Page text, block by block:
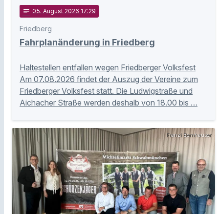
notes 05. August 2026 17:29
Friedberg
Fahrplanänderung in Friedberg
Haltestellen entfallen wegen Friedberger Volksfest
Am 07.08.2026 findet der Auszug der Vereine zum
Friedberger Volksfest statt. Die Ludwigstraße und
Aichacher Straße werden deshalb von 18.00 bis …
Franzi Bernhauser